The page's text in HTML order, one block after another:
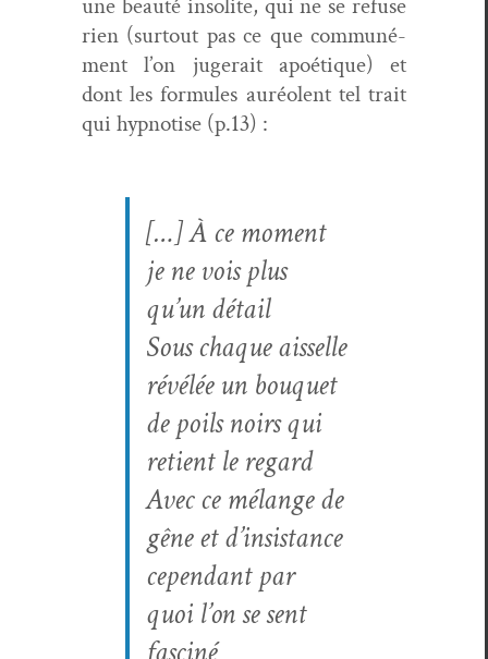
une beauté inso­lite, qui ne se refuse
rien (surtout pas ce que com­muné­
ment l’on jugerait apoé­tique) et
dont les for­mules auréo­lent tel trait
qui hyp­no­tise (p.13) :
[…] À ce moment
je ne vois plus
qu’un détail
Sous chaque ais­selle
révélée un bou­quet
de poils noirs qui
retient le regard
Avec ce mélange de
gêne et d’insistance
cepen­dant par
quoi l’on se sent